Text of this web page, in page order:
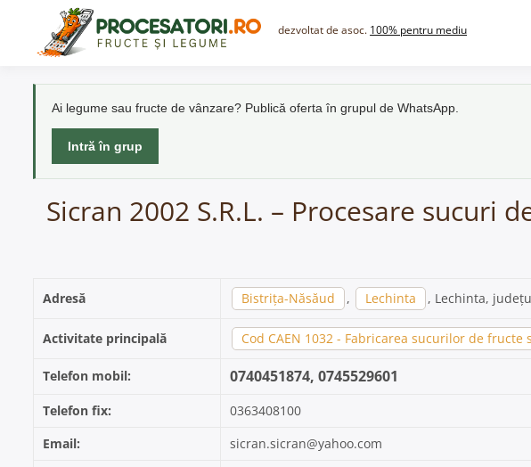
content
dezvoltat de asoc. 100% pentru mediu
Ai legume sau fructe de vânzare? Publică oferta în grupul de WhatsApp.
Intră în grup
Sicran 2002 S.R.L. – Procesare sucuri
Adresă Bistrița-Năsăud , Lechinta , Lechinta,
Activitate principală Cod CAEN 1032 - Fabricarea sucurilor de fructe
Telefon mobil: 0740451874, 0745529601
Telefon fix:
0363408100
Email:
sicran.sicran@yahoo.com